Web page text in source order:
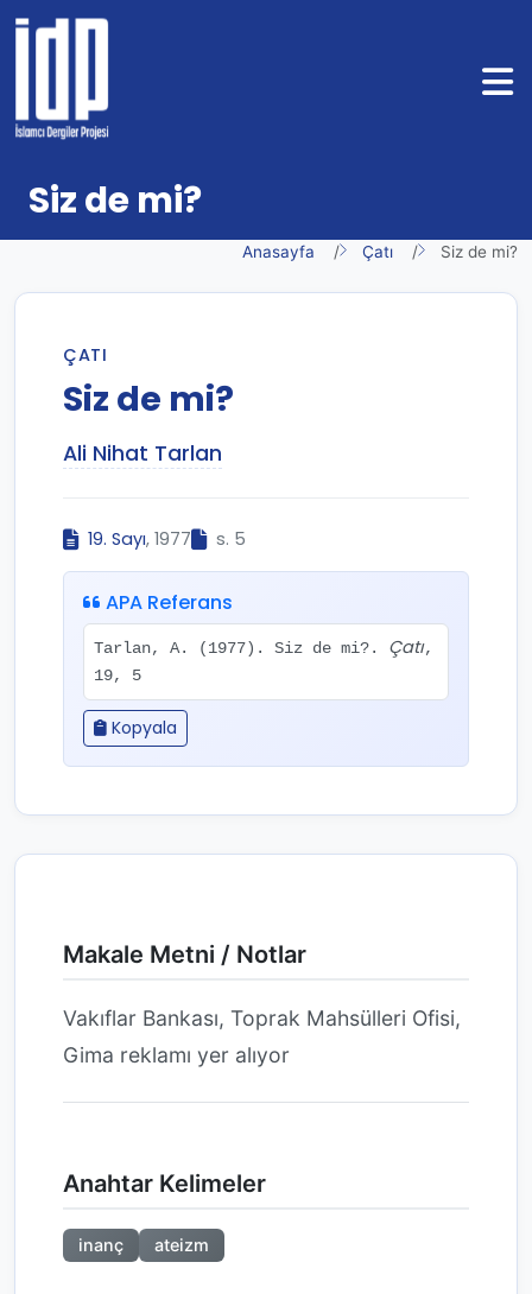
Siz de mi?
Anasayfa Çatı Siz de mi?
ÇATI
Siz de mi?
Ali Nihat Tarlan
19. Sayı, 1977 s. 5
APA Referans
Tarlan, A. (1977). Siz de mi?. Çatı,
19, 5
Kopyala
Makale Metni / Notlar
Vakıflar Bankası, Toprak Mahsülleri Ofisi,
Gima reklamı yer alıyor
Anahtar Kelimeler
inanç ateizm